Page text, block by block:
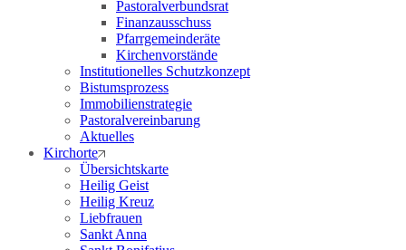
Pastoralverbundsrat
Finanzausschuss
Pfarrgemeinderäte
Kirchenvorstände
Institutionelles Schutzkonzept
Bistumsprozess
Immobilienstrategie
Pastoralvereinbarung
Aktuelles
Kirchorte
Übersichtskarte
Heilig Geist
Heilig Kreuz
Liebfrauen
Sankt Anna